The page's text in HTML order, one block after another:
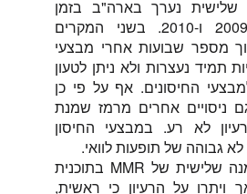
שלישית נערך בארה"ב בזמן
התפרצויות בשנים 2009 ו-2010. בשני המקרים
מספר שבועות אחרי מבצעי
תמיד נעצרות ולא ניתן לטעון
החיסונים. אף על פי כן
ניסויים אחרים מרמז שמנת
לא רע. במבצעי החיסון
גבוהה של תופעות לוואי.
בהולנד שקלו לכלול מנה שלישית של MMR בתוכנית
ויתרו על הרעיון כי ראשית,